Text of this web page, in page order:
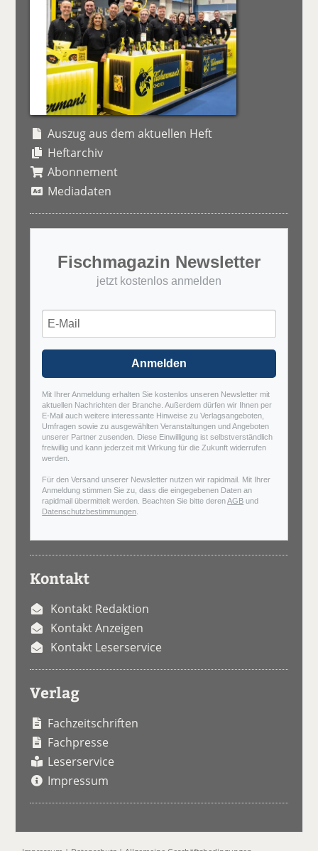
Auszug aus dem aktuellen Heft
Heftarchiv
Abonnement
Mediadaten
Fischmagazin Newsletter
jetzt kostenlos anmelden
Anmelden
Mit Ihrer Anmeldung erhalten Sie kostenlos unseren Newsletter mit
aktuellen Nachrichten der Branche. Außerdem dürfen wir Ihnen per
E-Mail auch weitere interessante Hinweise zu Verlagsangeboten,
Umfragen sowie zu ausgewählten Veranstaltungen und Angeboten
unserer Partner zusenden. Diese Einwilligung ist selbstverständlich
freiwillig und kann jederzeit mit Wirkung für die Zukunft widerrufen
werden.
Für den Versand unserer Newsletter nutzen wir rapidmail. Mit Ihrer
Anmeldung stimmen Sie zu, dass die eingegebenen Daten an
rapidmail übermittelt werden. Beachten Sie bitte derenAGB und
Datenschutzbestimmungen
Kontakt
Kontakt Redaktion
Kontakt Anzeigen
Kontakt Leserservice
Verlag
Fachzeitschriften
Fachpresse
Leserservice
Impressum